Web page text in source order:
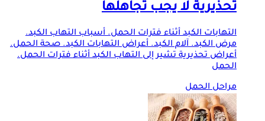
تحذيرية لا يجب تجاهلها
التهابات الكبد أثناء فترات الحمل. أسباب التهاب الكبد.
مرض الكبد. آلام الكبد. أعراض التهابات الكبد. صحة الحمل.
أعراض تحذيرية تشير إلى التهاب الكبد أثناء فترات الحمل.
الحمل
مراحل الحمل